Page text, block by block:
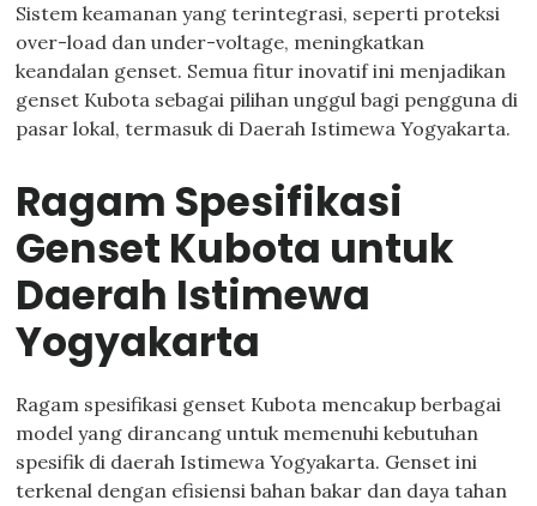
Sistem keamanan yang terintegrasi, seperti proteksi
over-load dan under-voltage, meningkatkan
keandalan genset. Semua fitur inovatif ini menjadikan
genset Kubota sebagai pilihan unggul bagi pengguna di
pasar lokal, termasuk di Daerah Istimewa Yogyakarta.
Ragam Spesifikasi
Genset Kubota untuk
Daerah Istimewa
Yogyakarta
Ragam spesifikasi genset Kubota mencakup berbagai
model yang dirancang untuk memenuhi kebutuhan
spesifik di daerah Istimewa Yogyakarta. Genset ini
terkenal dengan efisiensi bahan bakar dan daya tahan